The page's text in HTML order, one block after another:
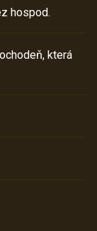
hospod.
která